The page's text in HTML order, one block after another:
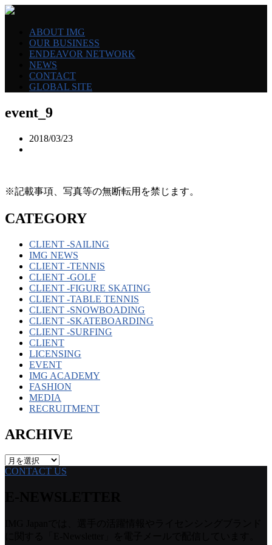
ABOUT IMG
OUR BUSINESS
ENDEAVOR NETWORK
NEWS
CONTACT
GLOBAL SITE
event_9
2018/03/23
※記載事項、写真等の無断転用を禁じます。
CATEGORY
CLIENT -SAILING
IMG NEWS
CLIENT -TENNIS
CLIENT -GOLF
CLIENT -FIGURE SKATING
CLIENT -TABLE TENNIS
CLIENT -SNOWBOADING
CLIENT -SKATEBOARDING
CLIENT -SURFING
CLIENT
LICENSING
EVENT
IMG ACADEMY
FASHION
MEDIA
RECRUITMENT
ARCHIVE
ARCHIVE
CONTACT US